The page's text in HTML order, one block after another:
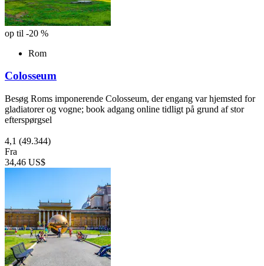
op til -20 %
Rom
Colosseum
Besøg Roms imponerende Colosseum, der engang var hjemsted for
gladiatorer og vogne; book adgang online tidligt på grund af stor
efterspørgsel
4,1 (49.344)
Fra
34,46 US$